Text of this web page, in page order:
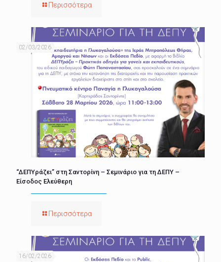
Περισσότερα
02/03/2026
“ΔΕΠΥράζει” στη Σαντορίνη – Σεμινάριο για τη ΔΕΠΥ –
Είσοδος Ελεύθερη
Περισσότερα
16/02/2026